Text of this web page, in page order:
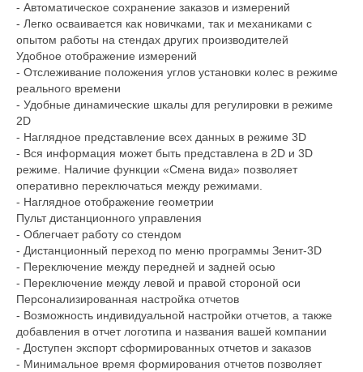
- Автоматическое сохранение заказов и измерений
- Легко осваивается как новичками, так и механиками с
опытом работы на стендах других производителей
Удобное отображение измерений
- Отслеживание положения углов установки колес в режиме
реального времени
- Удобные динамические шкалы для регулировки в режиме
2D
- Наглядное представление всех данных в режиме 3D
- Вся информация может быть представлена в 2D и 3D
режиме. Наличие функции «Смена вида» позволяет
оперативно переключаться между режимами.
- Наглядное отображение геометрии
Пульт дистанционного управления
- Облегчает работу со стендом
- Дистанционный переход по меню программы Зенит-3D
- Переключение между передней и задней осью
- Переключение между левой и правой стороной оси
Персонализированная настройка отчетов
- Возможность индивидуальной настройки отчетов, а также
добавления в отчет логотипа и названия вашей компании
- Доступен экспорт сформированных отчетов и заказов
- Минимальное время формирования отчетов позволяет